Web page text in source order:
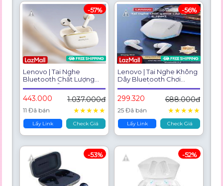
Lenovo | Tai Nghe
Bluetooth Chất Lượng
Cao Giảm Âm, Pin Dài
443.000 1.037.000đ
11 Đã bán ★★★★★
Lấy Link Check Giá
-57%
Lenovo | Tai Nghe Không
Dây Bluetooth Chơi
Game Thể Thao Hủy
Tiếng Ồn HiFi
299.320 688.000đ
25 Đã bán ★★★★★
Lấy Link Check Giá
-56%
-53% -52%